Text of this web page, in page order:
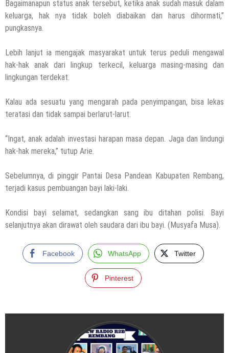
Bagaimanapun status anak tersebut, ketika anak sudah masuk dalam
keluarga, hak nya tidak boleh diabaikan dan harus dihormati,”
pungkasnya.
Lebih lanjut ia mengajak masyarakat untuk terus peduli mengawal
hak-hak anak dari lingkup terkecil, keluarga masing-masing dan
lingkungan terdekat.
Kalau ada sesuatu yang mengarah pada penyimpangan, bisa lekas
teratasi dan tidak sampai berlarut-larut.
“Ingat, anak adalah investasi harapan masa depan. Jaga dan lindungi
hak-hak mereka,” tutup Arie.
Sebelumnya, di pinggir Pantai Desa Pandean Kabupaten Rembang,
terjadi kasus pembuangan bayi laki-laki.
Kondisi bayi selamat, sedangkan sang ibu ditahan polisi. Bayi
selanjutnya akan dirawat oleh saudara dari ibu bayi. (Musyafa Musa).
Facebook WhatsApp Twitter
Pinterest